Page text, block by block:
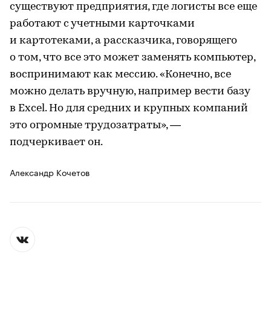
существуют предприятия, где логисты все еще
работают с учетными карточками
и картотеками, а рассказчика, говорящего
о том, что все это может заменять компьютер,
воспринимают как мессию. «Конечно, все
можно делать вручную, например вести базу
в Excel. Но для средних и крупных компаний
это огромные трудозатраты», —
подчеркивает он.
Александр Кочетов